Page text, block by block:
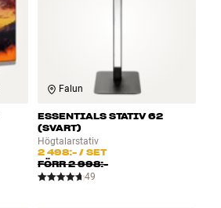
Falun
ESSENTIALS STATIV 62
(SVART)
Högtalarstativ
2 498:- / SET
FÖRR2 998:-
49